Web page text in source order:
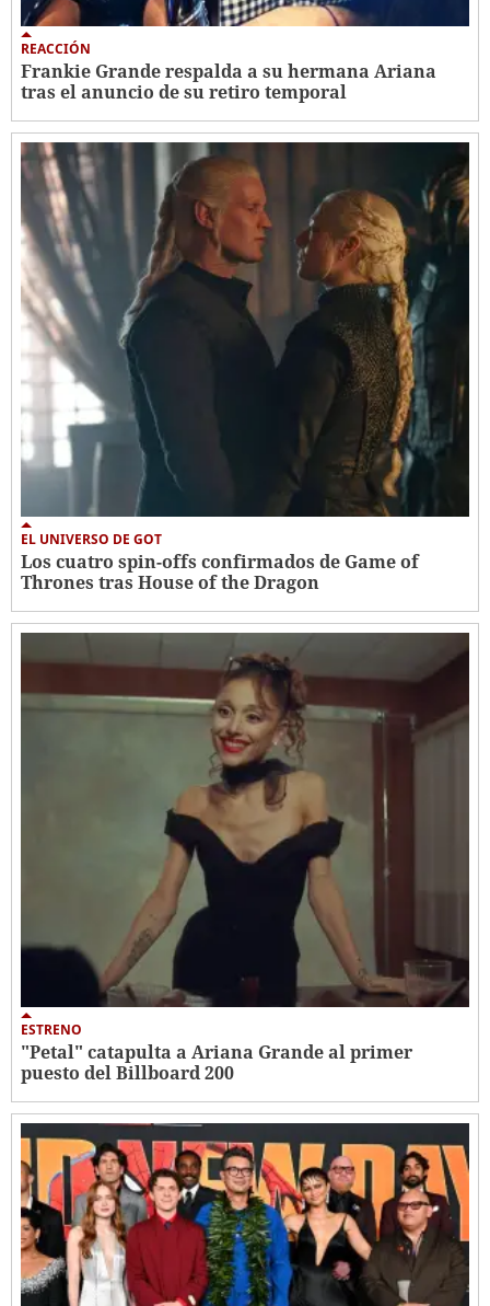
REACCIÓN
Frankie Grande respalda a su hermana Ariana
tras el anuncio de su retiro temporal
EL UNIVERSO DE GOT
Los cuatro spin-offs confirmados de Game of
Thrones tras House of the Dragon
ESTRENO
"Petal" catapulta a Ariana Grande al primer
puesto del Billboard 200